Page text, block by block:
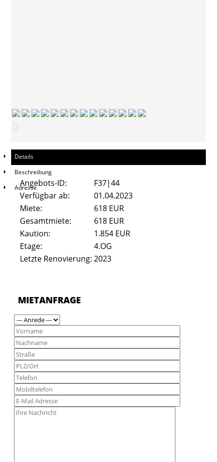
Schiffenberger Weg 16
FAQ
Details
Beschreibung
Adresse
Angebots-ID:
F37|44
Verfügbar ab:
01.04.2023
Miete:
618 EUR
Gesamtmiete:
618 EUR
Kaution:
1.854 EUR
Etage:
4.OG
Letzte Renovierung: 2023
MIETANFRAGE